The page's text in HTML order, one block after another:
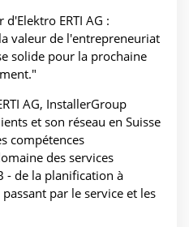
ERTI AG :
valeur de l'entrepreneuriat
solide pour la prochaine
AG, InstallerGroup
et son réseau en Suisse
compétences
des services
- de la planification à
par le service et les